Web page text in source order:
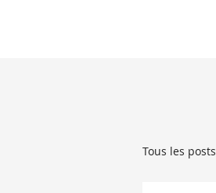
Tous les posts